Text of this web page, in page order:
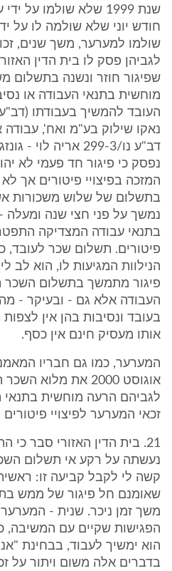
שנת 1999 שלא שולמו
חודש יוני שלא שולמה לו על
שולמו למערער, משך שנים,
לגביהן פסק לו בית הדין
שפיגור חוזר ונשנה בתשלום
מוחשית בתנאי העבודה או
נפסק כי פיגור חד פעמי לא
המזכה בפיצויי פיטורים אך
בתשלום של שלוש משכורות
נמשך על פני חצי שנה ומעלה
בתנאי עבודה המצדיקה
פיטורים. תשלום שכר לעובד,
הנילוות המגיעות לו, הוא לב
פיגור מתמשך בתשלום השכר
העבודה אלא גם - ובעיקר -
בעובד ונסיבות בהן אין
אותו מעסיק חינם אין כסף.
המערער, כמו גם חבריו
אוגוסט 2000 את
לגביהם הרעה מוחשית
זכאי המערער לפיצויי פיטורים
21. בית הדין האזורי סבר
קשה לי לקבל קביעה זו:
שאומנם חל פיגור של ממש
משך זמן ניכר. שנית -
הפגישות שקיים עם המשיבה,
הוא ימשיך לעבוד, בבחינת
בדברים אלה משום ויתור על